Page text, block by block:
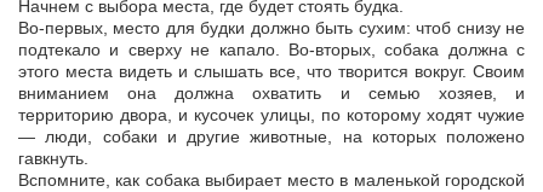
Начнем с выбора места, где будет стоять будка.
Во-первых, место для будки должно быть сухим: чтоб снизу не
подтекало и сверху не капало. Во-вторых, собака должна с
этого места видеть и слышать все, что творится вокруг. Своим
вниманием она должна охватить и семью хозяев, и
территорию двора, и кусочек улицы, по которому ходят чужие
— люди, собаки и другие животные, на которых положено
гавкнуть.
Вспомните, как собака выбирает место в маленькой городской